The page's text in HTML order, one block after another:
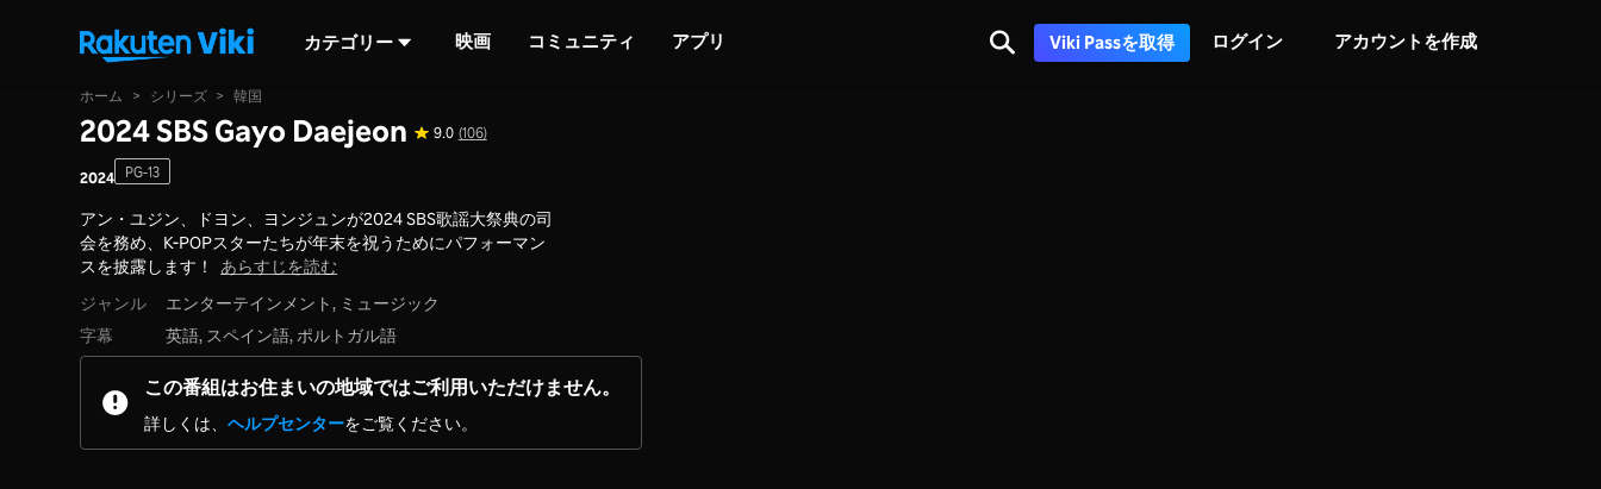
カテゴリー 映画 コミュニティ アプリ Viki Passを取得 ログイン アカウントを作成
ホーム > シリーズ > 韓国
2024 SBS Gayo Daejeon 9.0 (106)
2024 PG-13
アン・ユジン、ドヨン、ヨンジュンが2024 SBS歌謡大祭典の司
会を務め、K-POPスターたちが年末を祝うためにパフォーマン
スを披露します！
あらすじを読む
ジャンル
エンターテインメント,
ミュージック
字幕
英語, スペイン語, ポルトガル語
この番組はお住まいの地域ではご利用いただけません。
詳しくは、ヘルプセンターをご覧ください。